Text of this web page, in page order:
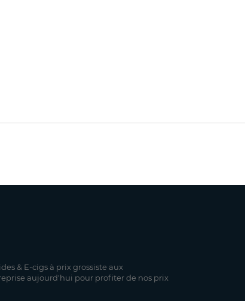
& E-cigs à prix grossiste aux
aujourd'hui pour profiter de nos prix